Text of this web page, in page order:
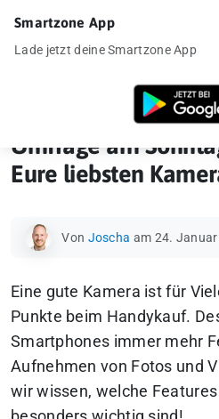
Umfrage am
Umfrage am
Eure liebsten
Von Joscha am 24. Januar
Eine gute Kamera ist für
Punkte beim Handykauf.
Smartphones immer mehr
Aufnehmen von Fotos und
wir wissen, welche
Smartzone App
Lade jetzt deine Smartzone App